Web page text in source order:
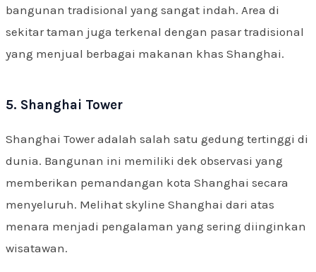
bangunan tradisional yang sangat indah. Area di
sekitar taman juga terkenal dengan pasar tradisional
yang menjual berbagai makanan khas Shanghai.
5. Shanghai Tower
Shanghai Tower adalah salah satu gedung tertinggi di
dunia. Bangunan ini memiliki dek observasi yang
memberikan pemandangan kota Shanghai secara
menyeluruh. Melihat skyline Shanghai dari atas
menara menjadi pengalaman yang sering diinginkan
wisatawan.